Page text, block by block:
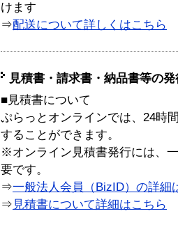
けます
⇒配送について詳しくはこちら
見積書・請求書・納品書等の
■見積書について
ぷらっとオンラインでは、24時
することができます。
※オンライン見積書発行には、
要です。
⇒一般法人会員（BizID）の詳細
⇒ 見積書について詳細はこちら